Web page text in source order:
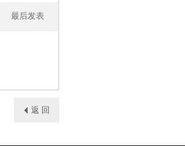
最后发表
返 回